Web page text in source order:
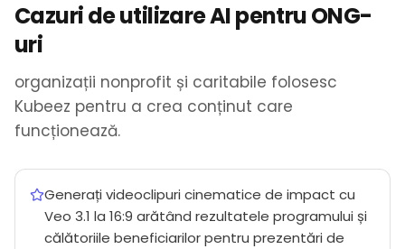
Cazuri de utilizare AI pentru ONG-
uri
organizații nonprofit și caritabile folosesc
Kubeez pentru a crea conținut care
funcționează.
Generați videoclipuri cinematice de impact cu
Veo 3.1 la 16:9 arătând rezultatele programului și
călătoriile beneficiarilor pentru prezentări de